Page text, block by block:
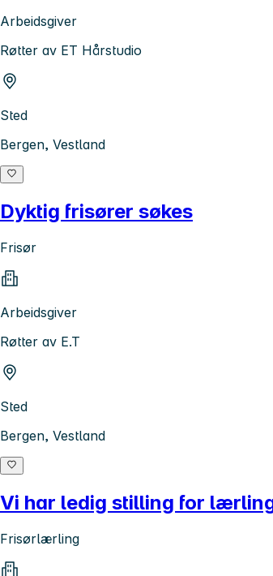
Arbeidsgiver
Røtter av ET Hårstudio
Sted
Bergen, Vestland
Dyktig frisører søkes
Frisør
Arbeidsgiver
Røtter av E.T
Sted
Bergen, Vestland
Vi har ledig stilling for
Frisørlærling